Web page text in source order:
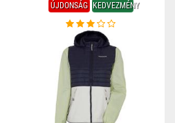
ÚJDONSÁG KEDVEZMÉNY